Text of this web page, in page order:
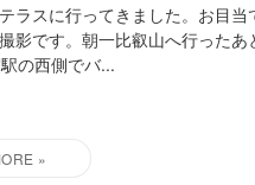
ラスに行ってきました。お目
影です。朝一比叡山へ行った
の西側でバ...